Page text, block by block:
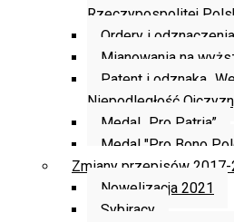
Rzeczypospolitej
Ordery i odznaczenia
Mianowania na
Patent i odznaka
Niepodległość
Medal „Pro Patria”
Medal "Pro Bono
Zmiany przepisów 2017-
Nowelizacja 2021
Sybiracy